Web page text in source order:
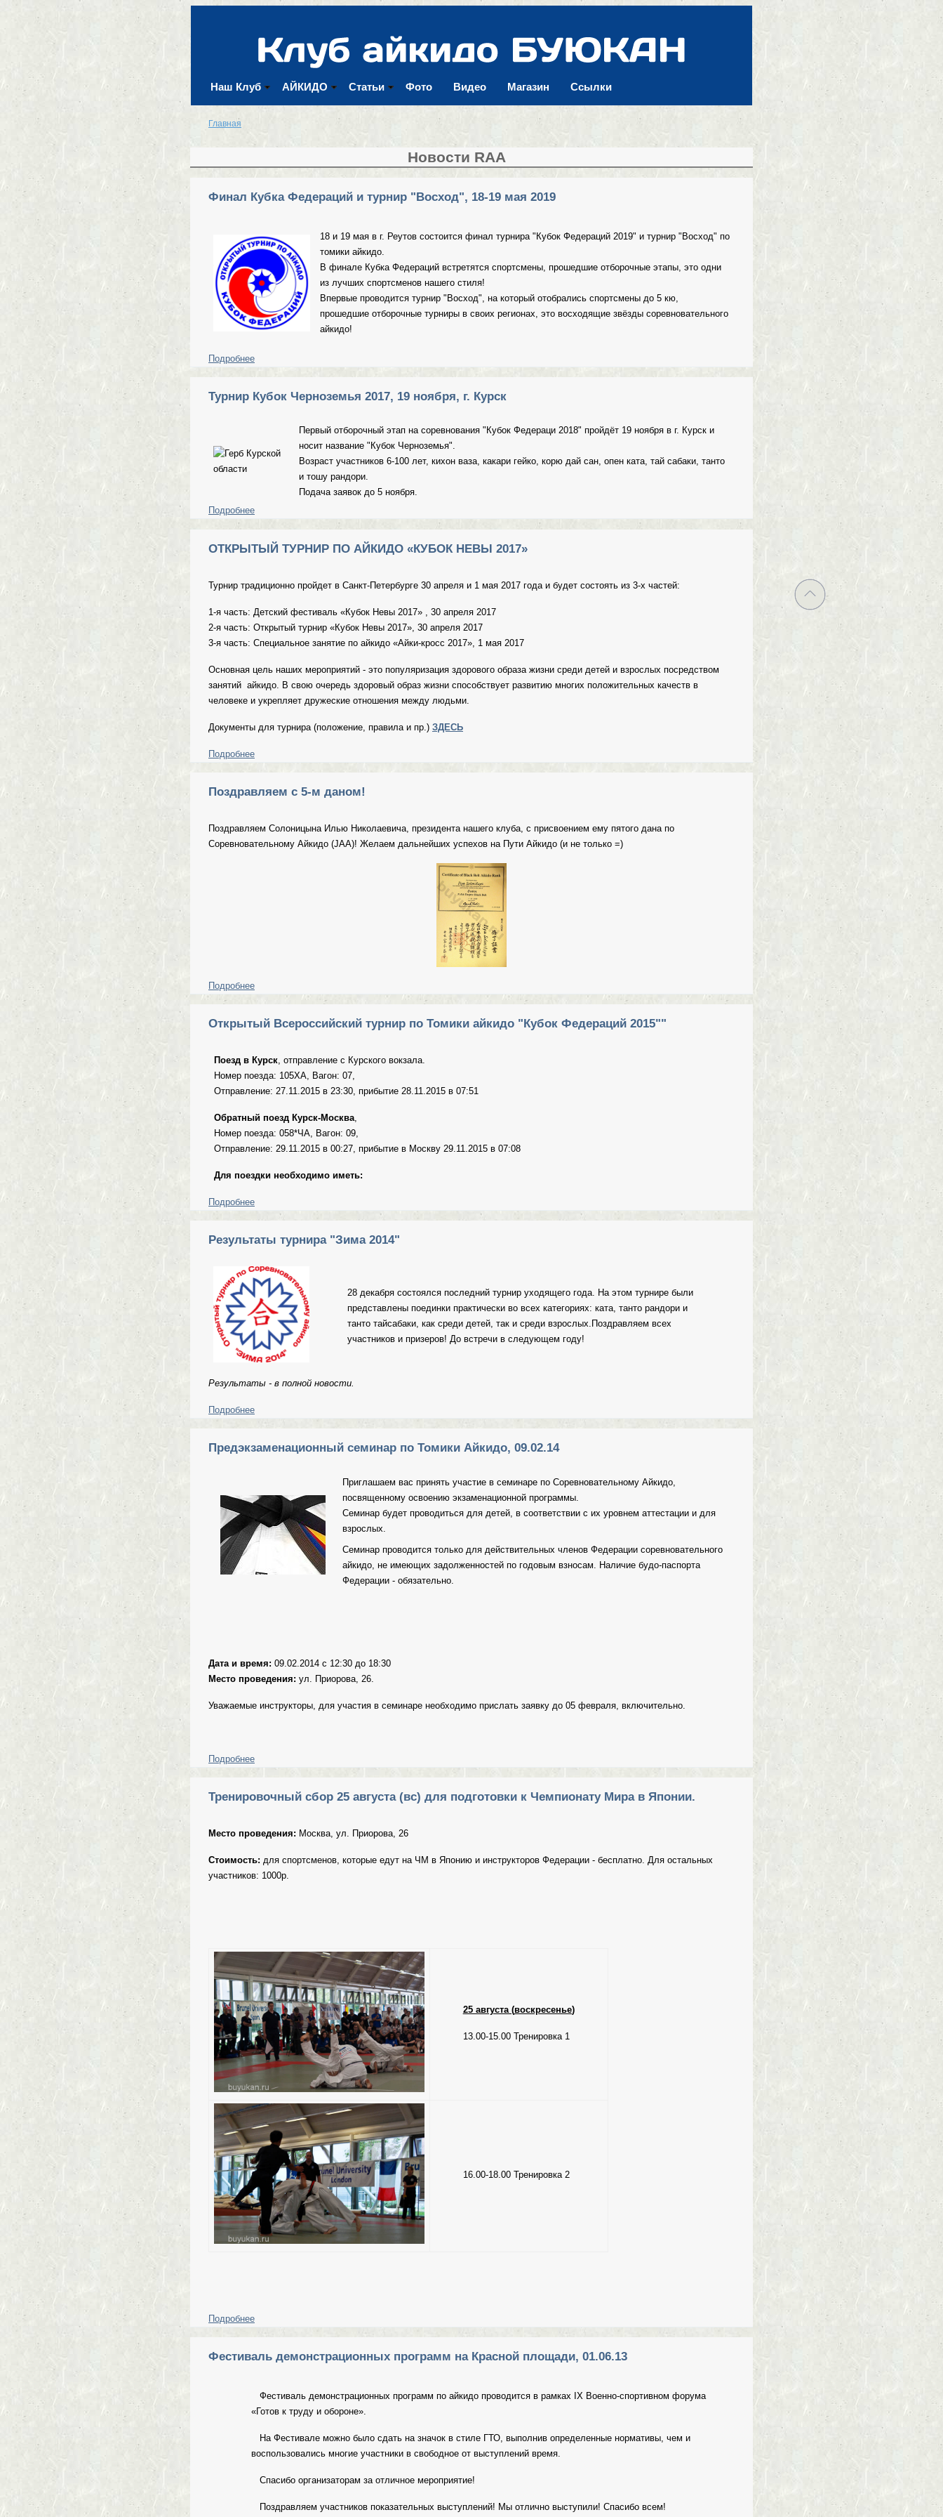
Наш Клуб АЙКИДО Статьи Фото Видео Магазин Ссылки
Вы здесь
Главная
Новости RAA
Финал Кубка Федераций и турнир "Восход", 18-19 мая 2019
18 и 19 мая в г. Реутов состоится финал турнира "Кубок Федераций 2019" и турнир "Восход" по
томики айкидо.
В финале Кубка Федераций встретятся спортсмены, прошедшие отборочные этапы, это одни
из лучших спортсменов нашего стиля!
Впервые проводится турнир "Восход", на который отобрались спортсмены до 5 кю,
прошедшие отборочные турниры в своих регионах, это восходящие звёзды соревновательного
айкидо!
Подробнее
Турнир Кубок Черноземья 2017, 19 ноября, г. Курск
Первый отборочный этап на соревнования "Кубок Федераци 2018" пройдёт 19 ноября в г. Курск и
носит название "Кубок Черноземья".
Возраст участников 6-100 лет, кихон ваза, какари гейко, корю дай сан, опен ката, тай сабаки, танто
и тошу рандори.
Подача заявок до 5 ноября.
Подробнее
ОТКРЫТЫЙ ТУРНИР ПО АЙКИДО «КУБОК НЕВЫ 2017»
Турнир традиционно пройдет в Санкт-Петербурге 30 апреля и 1 мая 2017 года и будет состоять из 3-х частей:
1-я часть: Детский фестиваль «Кубок Невы 2017» , 30 апреля 2017
2-я часть: Открытый турнир «Кубок Невы 2017», 30 апреля 2017
3-я часть: Специальное занятие по айкидо «Айки-кросс 2017», 1 мая 2017
Основная цель наших мероприятий - это популяризация здорового образа жизни среди детей и взрослых посредством
занятий айкидо. В свою очередь здоровый образ жизни способствует развитию многих положительных качеств в
человеке и укрепляет дружеские отношения между людьми.
Документы для турнира (положение, правила и пр.) ЗДЕСЬ
Подробнее
Поздравляем с 5-м даном!
Поздравляем Солоницына Илью Николаевича, президента нашего клуба, с присвоением ему пятого дана по
Соревновательному Айкидо (JAA)! Желаем дальнейших успехов на Пути Айкидо (и не только =)
Подробнее
Открытый Всероссийский турнир по Томики айкидо "Кубок Федераций 2015""
Поезд в Курск, отправление с Курского вокзала.
Номер поезда: 105ХА, Вагон: 07,
Отправление: 27.11.2015 в 23:30, прибытие 28.11.2015 в 07:51
Обратный поезд Курск-Москва,
Номер поезда: 058*ЧА, Вагон: 09,
Отправление: 29.11.2015 в 00:27, прибытие в Москву 29.11.2015 в 07:08
Для поездки необходимо иметь:
Подробнее
Результаты турнира "Зима 2014"
28 декабря состоялся последний турнир уходящего года. На этом турнире были
представлены поединки практически во всех категориях: ката, танто рандори и
танто тайсабаки, как среди детей, так и среди взрослых.Поздравляем всех
участников и призеров! До встречи в следующем году!
Результаты - в полной новости.
Подробнее
Предэкзаменационный семинар по Томики Айкидо, 09.02.14
Приглашаем вас принять участие в семинаре по Соревновательному Айкидо,
посвященному освоению экзаменационной программы.
Семинар будет проводиться для детей, в соответствии с их уровнем аттестации и для
взрослых.
Семинар проводится только для действительных членов Федерации соревновательного
айкидо, не имеющих задолженностей по годовым взносам. Наличие будо-паспорта
Федерации - обязательно.
Дата и время: 09.02.2014 c 12:30 до 18:30
Место проведения: ул. Приорова, 26.
Уважаемые инструкторы, для участия в семинаре необходимо прислать заявку до 05 февраля, включительно.
Подробнее
Тренировочный сбор 25 августа (вс) для подготовки к Чемпионату Мира в Японии.
Место проведения: Москва, ул. Приорова, 26
Стоимость: для спортсменов, которые едут на ЧМ в Японию и инструкторов Федерации - бесплатно. Для остальных
участников: 1000р.
25 августа (воскресенье)
13.00-15.00 Тренировка 1
16.00-18.00 Тренировка 2
Подробнее
Фестиваль демонстрационных программ на Красной площади, 01.06.13
Фестиваль демонстрационных программ по айкидо проводится в рамках IX Военно-спортивном форума
«Готов к труду и обороне».
На Фестивале можно было сдать на значок в стиле ГТО, выполнив определенные нормативы, чем и
воспользовались многие участники в свободное от выступлений время.
Спасибо организаторам за отличное мероприятие!
Поздравляем участников показательных выступлений! Мы отлично выступили! Спасибо всем!